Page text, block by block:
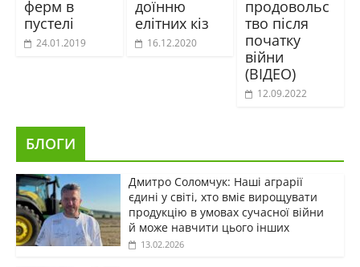
ферм в
пустелі
24.01.2019
доїнню
елітних кіз
16.12.2020
продовольс
тво після
початку
війни
(ВІДЕО)
12.09.2022
БЛОГИ
Дмитро Соломчук: Наші аграрії
єдині у світі, хто вміє вирощувати
продукцію в умовах сучасної війни
й може навчити цього інших
13.02.2026